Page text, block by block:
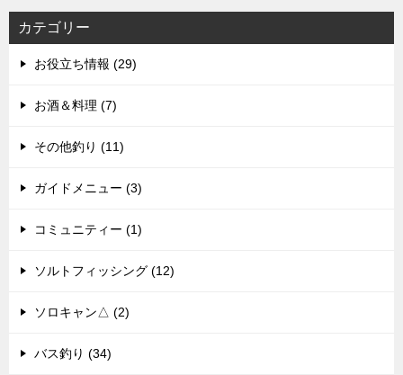
カテゴリー
お役立ち情報 (29)
お酒＆料理 (7)
その他釣り (11)
ガイドメニュー (3)
コミュニティー (1)
ソルトフィッシング (12)
ソロキャン△ (2)
バス釣り (34)